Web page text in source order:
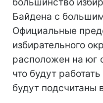
Байдена с
Официальные
избирательного
расположен на юг
что будут
будут подсчитаны